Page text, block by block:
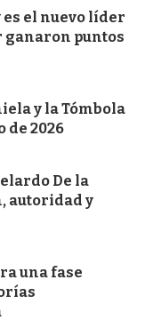
el nuevo líder
ganaron puntos
y la Tómbola
de 2026
De la
autoridad y
una fase